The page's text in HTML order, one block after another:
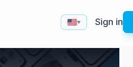
▾ Sign in